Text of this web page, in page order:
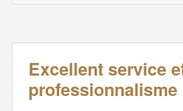
Excellent service
professionnalisme